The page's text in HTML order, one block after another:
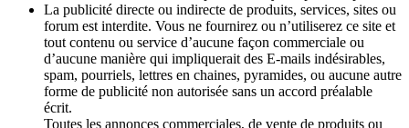
La publicité directe ou indirecte de produits, services, sites ou
forum est interdite. Vous ne fournirez ou n’utiliserez ce site et
tout contenu ou service d’aucune façon commerciale ou
d’aucune manière qui impliquerait des E-mails indésirables,
spam, pourriels, lettres en chaines, pyramides, ou aucune autre
forme de publicité non autorisée sans un accord préalable
écrit.
Toutes les annonces commerciales, de vente de produits ou